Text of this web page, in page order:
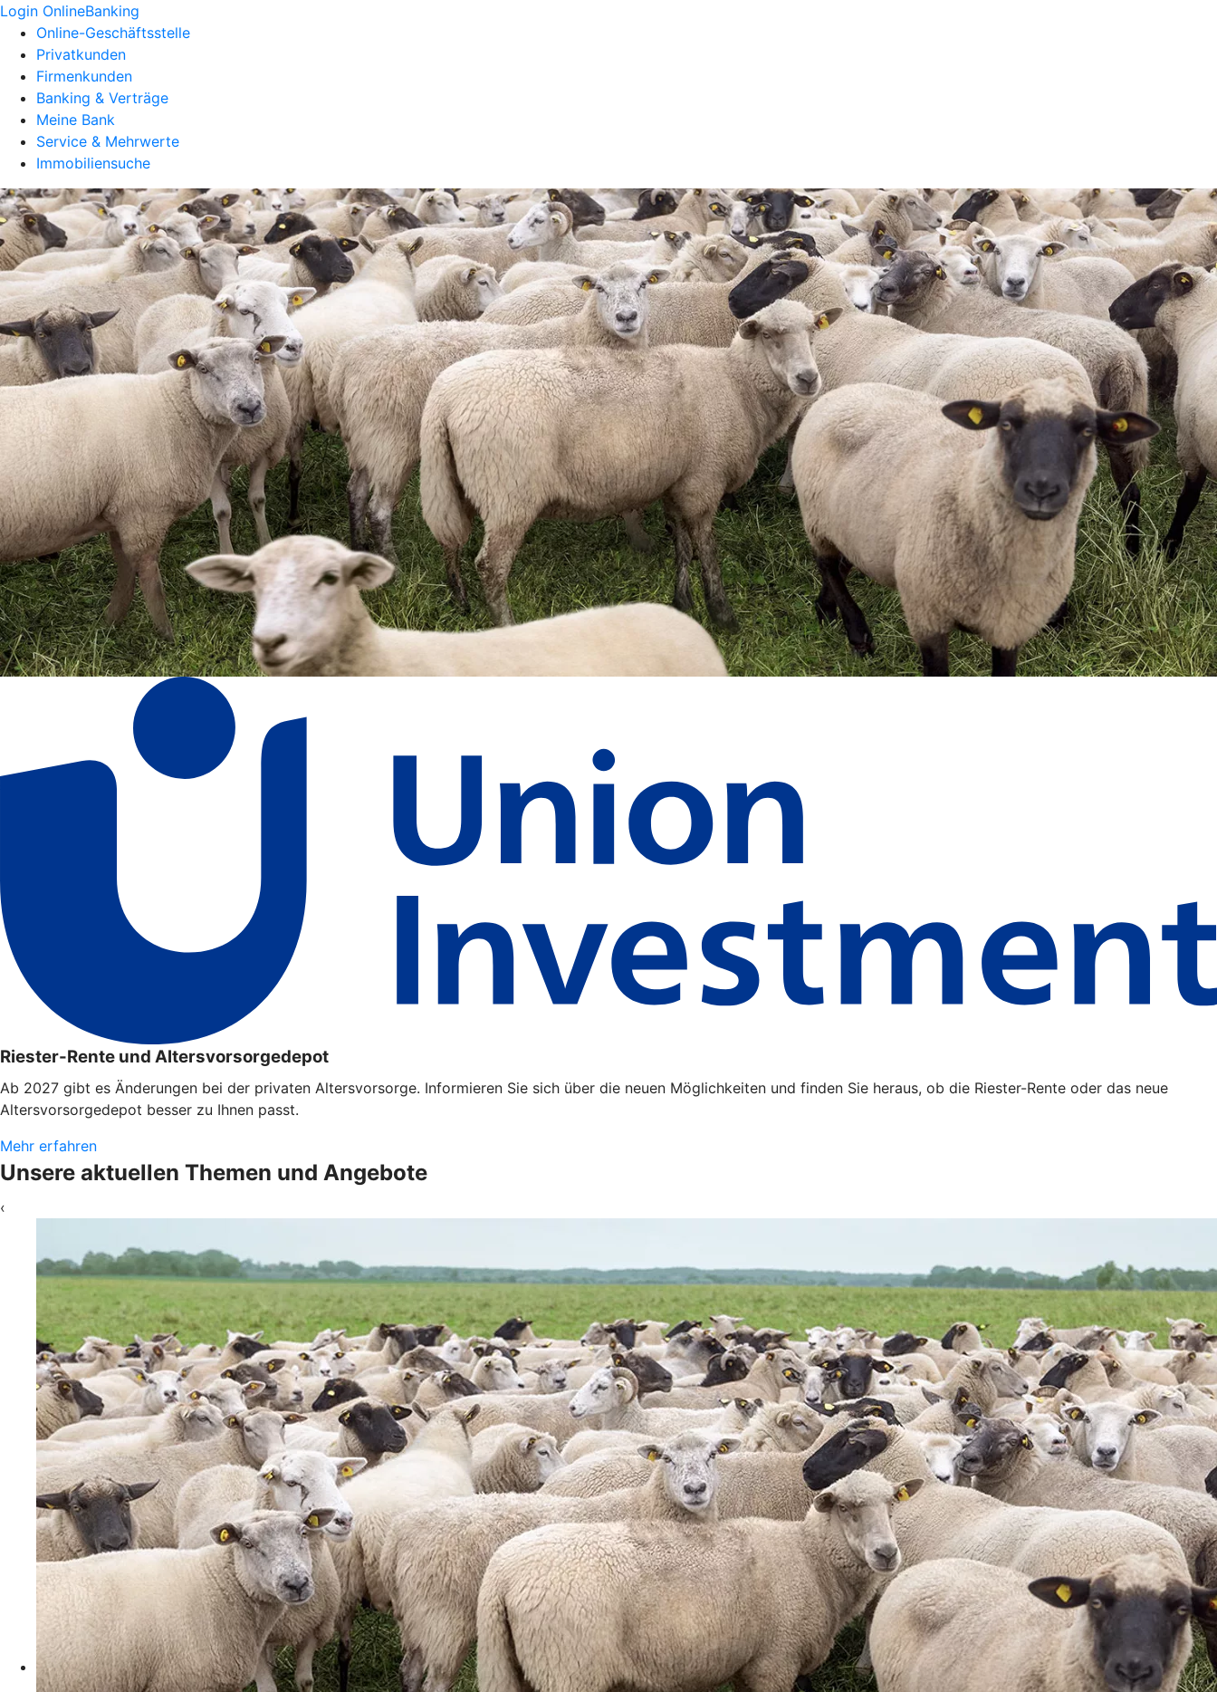
Login OnlineBanking
Online-Geschäftsstelle
Privatkunden
Firmenkunden
Banking & Verträge
Meine Bank
Service & Mehrwerte
Immobiliensuche
Riester-Rente und Altersvorsorgedepot
Ab 2027 gibt es Änderungen bei der privaten Altersvorsorge. Informieren Sie sich über die neuen Möglichkeiten und finden Sie heraus, ob die Riester-Rente oder das neue
Altersvorsorgedepot besser zu Ihnen passt.
Mehr erfahren
Unsere aktuellen Themen und Angebote
‹